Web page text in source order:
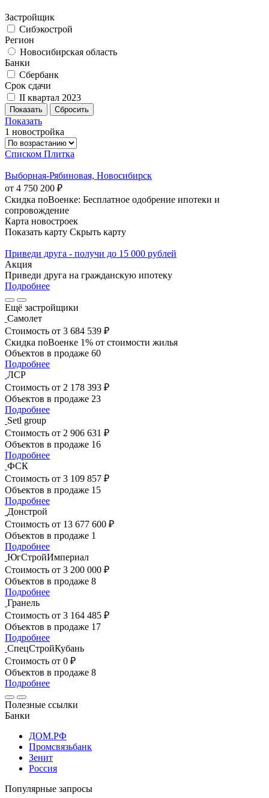
Застройщик
Сибэкострой
Регион
Новосибирская область
Банки
Сбербанк
Срок сдачи
II квартал 2023
Показать
1 новостройка
Списком Плитка
Выборная-Рябиновая, Новосибирск
от 4 750 200 ₽
Скидка поВоенке: Бесплатное одобрение ипотеки и
сопровождение
Карта новостроек
Показать карту Скрыть карту
Приведи друга - получи до 15 000 рублей
Акция
Приведи друга на гражданскую ипотеку
Подробнее
Ещё застройщики
Самолет
Стоимость от 3 684 539 ₽
Скидка поВоенке 1% от стоимости жилья
Объектов в продаже 60
Подробнее
ЛСР
Стоимость от 2 178 393 ₽
Объектов в продаже 23
Подробнее
Setl group
Стоимость от 2 906 631 ₽
Объектов в продаже 16
Подробнее
ФСК
Стоимость от 3 109 857 ₽
Объектов в продаже 15
Подробнее
Донстрой
Стоимость от 13 677 600 ₽
Объектов в продаже 1
Подробнее
ЮгСтройИмпериал
Стоимость от 3 200 000 ₽
Объектов в продаже 8
Подробнее
Гранель
Стоимость от 3 164 485 ₽
Объектов в продаже 17
Подробнее
СпецСтройКубань
Стоимость от 0 ₽
Объектов в продаже 8
Подробнее
Полезные ссылки
Банки
ДОМ.РФ
Промсвязьбанк
Зенит
Россия
Популярные запросы